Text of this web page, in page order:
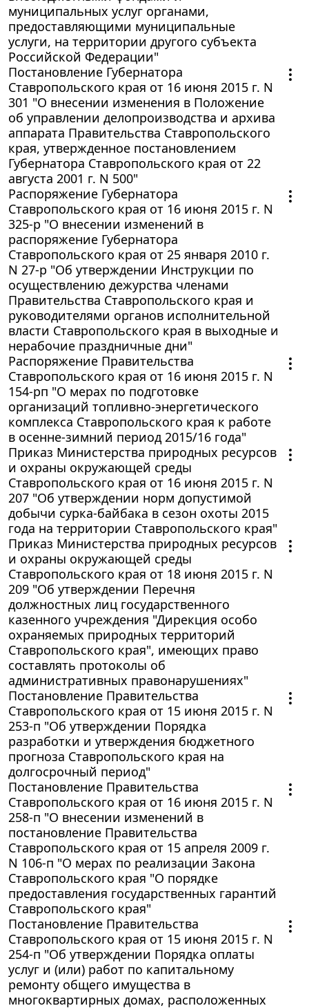
муниципальных услуг органами,
предоставляющими муниципальные
услуги, на территории другого субъекта
Российской Федерации"
Постановление Губернатора
Ставропольского края от 16 июня 2015 г. N
301 "О внесении изменения в Положение
об управлении делопроизводства и архива
аппарата Правительства Ставропольского
края, утвержденное постановлением
Губернатора Ставропольского края от 22
августа 2001 г. N 500"
Распоряжение Губернатора
Ставропольского края от 16 июня 2015 г. N
325-р "О внесении изменений в
распоряжение Губернатора
Ставропольского края от 25 января 2010 г.
N 27-р "Об утверждении Инструкции по
осуществлению дежурства членами
Правительства Ставропольского края и
руководителями органов исполнительной
власти Ставропольского края в выходные и
нерабочие праздничные дни"
Распоряжение Правительства
Ставропольского края от 16 июня 2015 г. N
154-рп "О мерах по подготовке
организаций топливно-энергетического
комплекса Ставропольского края к работе
в осенне-зимний период 2015/16 года"
Приказ Министерства природных ресурсов
и охраны окружающей среды
Ставропольского края от 16 июня 2015 г. N
207 "Об утверждении норм допустимой
добычи сурка-байбака в сезон охоты 2015
года на территории Ставропольского края"
Приказ Министерства природных ресурсов
и охраны окружающей среды
Ставропольского края от 18 июня 2015 г. N
209 "Об утверждении Перечня
должностных лиц государственного
казенного учреждения "Дирекция особо
охраняемых природных территорий
Ставропольского края", имеющих право
составлять протоколы об
административных правонарушениях"
Постановление Правительства
Ставропольского края от 15 июня 2015 г. N
253-п "Об утверждении Порядка
разработки и утверждения бюджетного
прогноза Ставропольского края на
долгосрочный период"
Постановление Правительства
Ставропольского края от 16 июня 2015 г. N
258-п "О внесении изменений в
постановление Правительства
Ставропольского края от 15 апреля 2009 г.
N 106-п "О мерах по реализации Закона
Ставропольского края "О порядке
предоставления государственных гарантий
Ставропольского края"
Постановление Правительства
Ставропольского края от 15 июня 2015 г. N
254-п "Об утверждении Порядка оплаты
услуг и (или) работ по капитальному
ремонту общего имущества в
многоквартирных домах, расположенных